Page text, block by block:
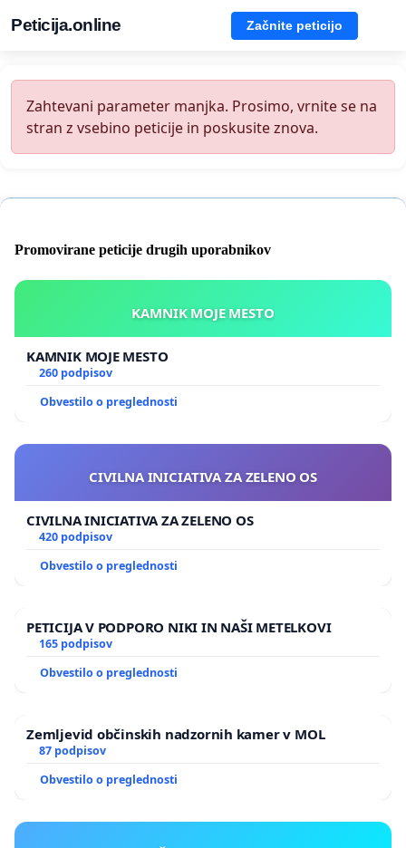
Peticija.online Začnite peticijo
Zahtevani parameter manjka. Prosimo, vrnite se na
stran z vsebino peticije in poskusite znova.
Promovirane peticije drugih uporabnikov
KAMNIK MOJE MESTO
KAMNIK MOJE MESTO
260 podpisov
Obvestilo o preglednosti
CIVILNA INICIATIVA ZA ZELENO OS
CIVILNA INICIATIVA ZA ZELENO OS
420 podpisov
Obvestilo o preglednosti
PETICIJA V PODPORO NIKI IN NAŠI METELKOVI
165 podpisov
Obvestilo o preglednosti
Zemljevid občinskih nadzornih kamer v MOL
87 podpisov
Obvestilo o preglednosti